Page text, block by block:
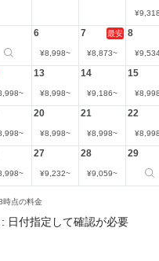
¥9,318
6
¥8,998~
7 最安
¥8,873~
8
¥
~
13
¥8,998~
14
¥9,186~
15
¥8,998
~
20
¥8,998~
21
¥8,998~
22
¥8,998
~
27
¥9,232~
28
¥9,059~
29
点の料金
: 日付指定して確認が必要